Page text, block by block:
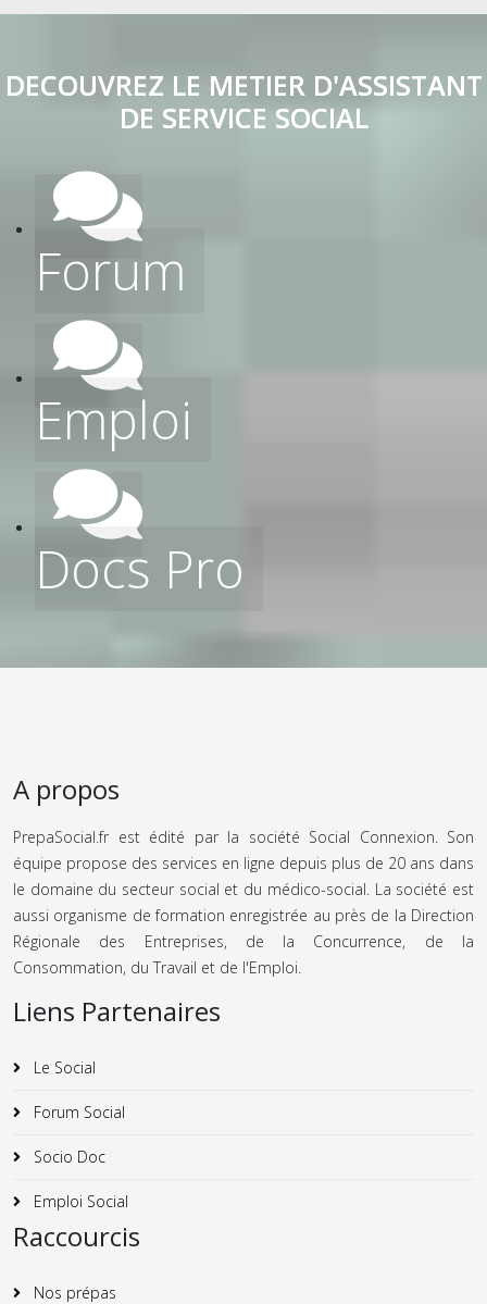
DECOUVREZ LE METIER D'ASSISTANT
DE SERVICE SOCIAL
Forum
Emploi
Docs Pro
A propos
PrepaSocial.fr est édité par la société Social Connexion. Son
équipe propose des services en ligne depuis plus de 20 ans dans
le domaine du secteur social et du médico-social. La société est
aussi organisme de formation enregistrée au près de la Direction
Régionale des Entreprises, de la Concurrence, de la
Consommation, du Travail et de l'Emploi.
Liens Partenaires
Le Social
Forum Social
Socio Doc
Emploi Social
Raccourcis
Nos prépas